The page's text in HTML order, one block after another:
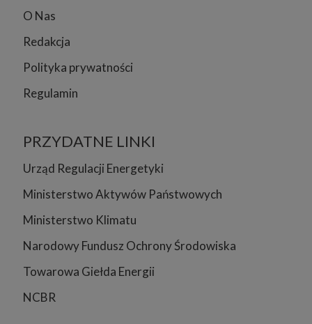
O Nas
Redakcja
Polityka prywatności
Regulamin
PRZYDATNE LINKI
Urząd Regulacji Energetyki
Ministerstwo Aktywów Państwowych
Ministerstwo Klimatu
Narodowy Fundusz Ochrony Środowiska
Towarowa Giełda Energii
NCBR